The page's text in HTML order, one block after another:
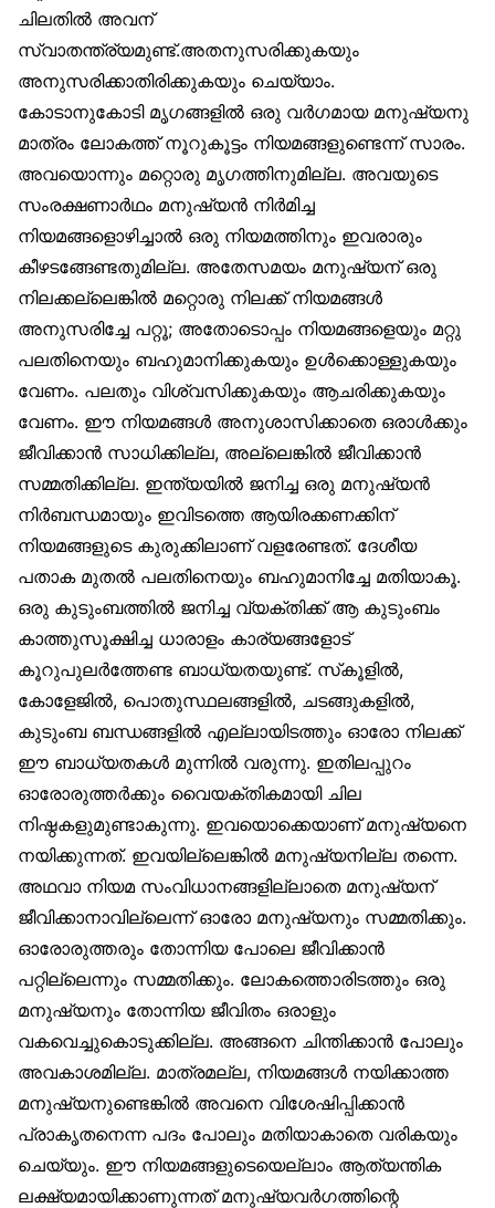
ചിലതിൽ അവന്
സ്വാതന്ത്ര്യമുണ്ട്.അതനുസരിക്കുകയും
അനുസരിക്കാതിരിക്കുകയും ചെയ്യാം.
കോടാനുകോടി മൃഗങ്ങളിൽ ഒരു വർഗമായ മനുഷ്യനു
മാത്രം ലോകത്ത് നൂറുകൂട്ടം നിയമങ്ങളുണ്ടെന്ന് സാരം.
അവയൊന്നും മറ്റൊരു മൃഗത്തിനുമില്ല. അവയുടെ
സംരക്ഷണാർഥം മനുഷ്യൻ നിർമിച്ച
നിയമങ്ങളൊഴിച്ചാൽ ഒരു നിയമത്തിനും ഇവരാരും
കീഴടങ്ങേണ്ടതുമില്ല. അതേസമയം മനുഷ്യന് ഒരു
നിലക്കല്ലെങ്കിൽ മറ്റൊരു നിലക്ക് നിയമങ്ങൾ
അനുസരിച്ചേ പറ്റൂ; അതോടൊപ്പം നിയമങ്ങളെയും മറ്റു
പലതിനെയും ബഹുമാനിക്കുകയും ഉൾക്കൊള്ളുകയും
വേണം. പലതും വിശ്വസിക്കുകയും ആചരിക്കുകയും
വേണം. ഈ നിയമങ്ങൾ അനുശാസിക്കാതെ ഒരാൾക്കും
ജീവിക്കാൻ സാധിക്കില്ല, അല്ലെങ്കിൽ ജീവിക്കാൻ
സമ്മതിക്കില്ല. ഇന്ത്യയിൽ ജനിച്ച ഒരു മനുഷ്യൻ
നിർബന്ധമായും ഇവിടത്തെ ആയിരക്കണക്കിന്
നിയമങ്ങളുടെ കുരുക്കിലാണ് വളരേണ്ടത്. ദേശീയ
പതാക മുതൽ പലതിനെയും ബഹുമാനിച്ചേ മതിയാകൂ.
ഒരു കുടുംബത്തിൽ ജനിച്ച വ്യക്തിക്ക് ആ കുടുംബം
കാത്തുസൂക്ഷിച്ച ധാരാളം കാര്യങ്ങളോട്
കൂറുപുലർത്തേണ്ട ബാധ്യതയുണ്ട്. സ്‌കൂളിൽ,
കോളേജിൽ, പൊതുസ്ഥലങ്ങളിൽ, ചടങ്ങുകളിൽ,
കുടുംബ ബന്ധങ്ങളിൽ എല്ലായിടത്തും ഓരോ നിലക്ക്
ഈ ബാധ്യതകൾ മുന്നിൽ വരുന്നു. ഇതിലപ്പുറം
ഓരോരുത്തർക്കും വൈയക്തികമായി ചില
നിഷ്ഠകളുമുണ്ടാകുന്നു. ഇവയൊക്കെയാണ് മനുഷ്യനെ
നയിക്കുന്നത്. ഇവയില്ലെങ്കിൽ മനുഷ്യനില്ല തന്നെ.
അഥവാ നിയമ സംവിധാനങ്ങളില്ലാതെ മനുഷ്യന്
ജീവിക്കാനാവില്ലെന്ന് ഓരോ മനുഷ്യനും സമ്മതിക്കും.
ഓരോരുത്തരും തോന്നിയ പോലെ ജീവിക്കാൻ
പറ്റില്ലെന്നും സമ്മതിക്കും. ലോകത്തൊരിടത്തും ഒരു
മനുഷ്യനും തോന്നിയ ജീവിതം ഒരാളും
വകവെച്ചുകൊടുക്കില്ല. അങ്ങനെ ചിന്തിക്കാൻ പോലും
അവകാശമില്ല. മാത്രമല്ല, നിയമങ്ങൾ നയിക്കാത്ത
മനുഷ്യനുണ്ടെങ്കിൽ അവനെ വിശേഷിപ്പിക്കാൻ
പ്രാകൃതനെന്ന പദം പോലും മതിയാകാതെ വരികയും
ചെയ്യും. ഈ നിയമങ്ങളുടെയെല്ലാം ആത്യന്തിക
ലക്ഷ്യമായിക്കാണുന്നത് മനുഷ്യവർഗത്തിന്റെ